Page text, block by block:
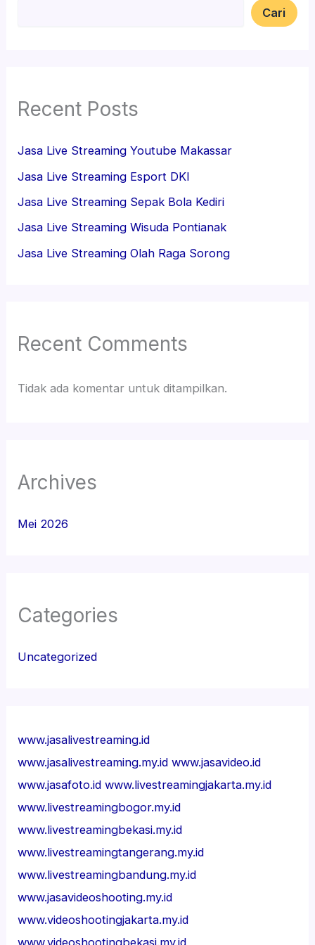
Cari
Recent Posts
Jasa Live Streaming Youtube Makassar
Jasa Live Streaming Esport DKI
Jasa Live Streaming Sepak Bola Kediri
Jasa Live Streaming Wisuda Pontianak
Jasa Live Streaming Olah Raga Sorong
Recent Comments
Tidak ada komentar untuk ditampilkan.
Archives
Mei 2026
Categories
Uncategorized
www.jasalivestreaming.id
www.jasalivestreaming.my.id www.jasavideo.id
www.jasafoto.id www.livestreamingjakarta.my.id
www.livestreamingbogor.my.id
www.livestreamingbekasi.my.id
www.livestreamingtangerang.my.id
www.livestreamingbandung.my.id
www.jasavideoshooting.my.id
www.videoshootingjakarta.my.id